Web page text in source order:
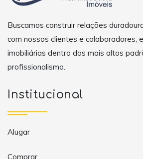
Buscamos construir relações
com nossos clientes e colaboradores,
imobiliárias dentro dos mais altos
profissionalismo.
Institucional
Alugar
Comprar